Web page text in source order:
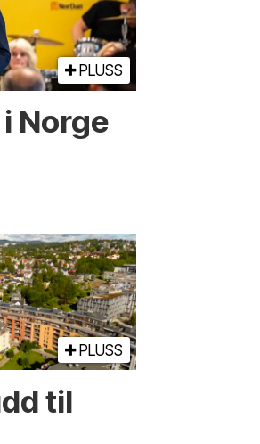
PLUSS
Norge
PLUSS
til